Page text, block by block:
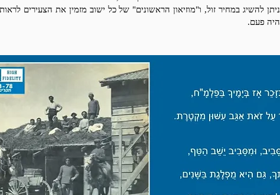
ניתן להשיג במחיר זול, ו"מוזיאון הראשונים" של כל ישוב מזמין את הצעירים
היה פעם.